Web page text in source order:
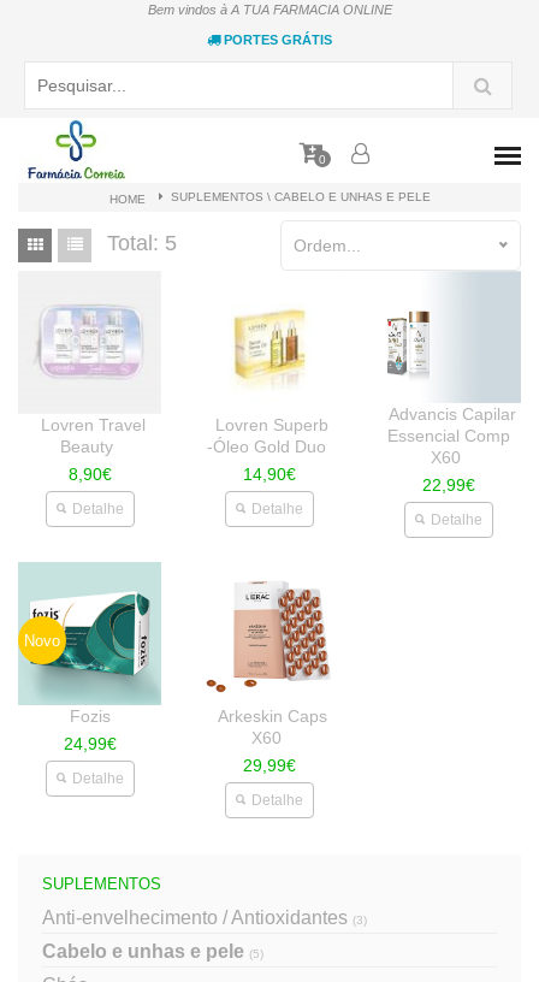
Bem vindos à A TUA FARMACIA ONLINE
PORTES GRÁTIS
0
HOME SUPLEMENTOS \ CABELO E UNHAS E PELE
SUPLEMENTOS
Anti-envelhecimento / Antioxidantes (3)
Cabelo e unhas e pele (5)
Total: 5 Ordem...
Lovren Travel
Beauty
8,90€
Detalhe
Lovren Superb
-Óleo Gold Duo
14,90€
Detalhe
Advancis Capilar
Essencial Comp
X60
22,99€
Detalhe
Novo
Fozis
24,99€
Detalhe
Arkeskin Caps
X60
29,99€
Detalhe